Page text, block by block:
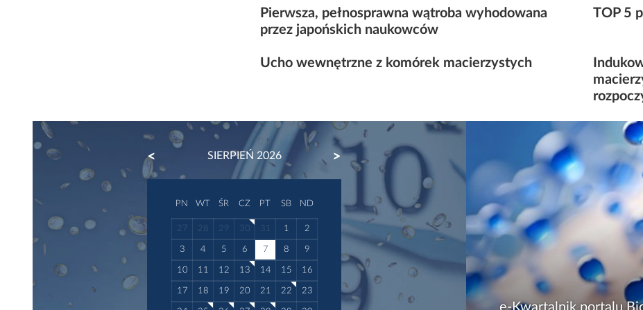
Pierwsza, pełnosprawna wątroba wyhodowana
przez japońskich naukowców
TOP 5
Ucho wewnętrzne z komórek macierzystych
SIERPIEŃ 2026
PREVIOUS NEXT
PN WT ŚR CZ PT SB ND
27 28 29 30 31 1 2
3 4 5 6 7 8 9
10 11 12 13 14 15 16
17 18 19 20 21 22 23